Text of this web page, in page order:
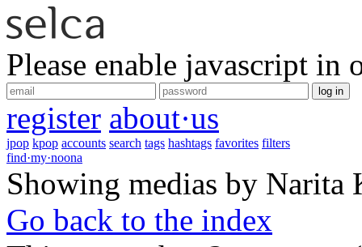
Please enable javascript
log in
register about·us
jpop kpop accounts search tags hashtags favorites filters
find·my·noona
Showing medias by Narita
Go back to the index